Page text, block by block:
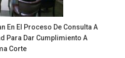
En El Proceso De Consulta A
Para Dar Cumplimiento A
Corte